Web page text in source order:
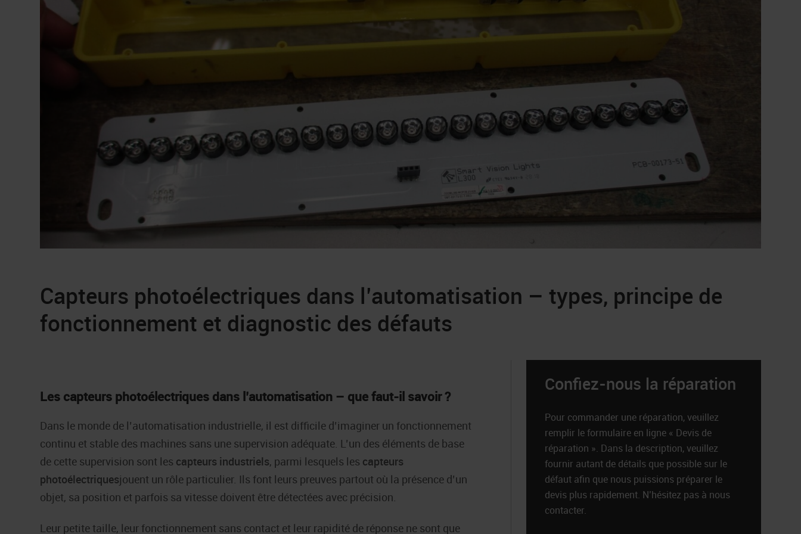
Capteurs photoélectriques dans l’automatisation – types, principe de
fonctionnement et diagnostic des défauts
Les capteurs photoélectriques dans l’automatisation – que faut-il savoir ?
Dans le monde de l’automatisation industrielle, il est difficile d’imaginer un fonctionnement
continu et stable des machines sans une supervision adéquate. L’un des éléments de base
de cette supervision sont les capteurs industriels, parmi lesquels les capteurs
photoélectriquesjouent un rôle particulier. Ils font leurs preuves partout où la présence d’un
objet, sa position et parfois sa vitesse doivent être détectées avec précision.
Leur petite taille, leur fonctionnement sans contact et leur rapidité de réponse ne sont que
Confiez-nous la réparation
Pour commander une réparation, veuillez
remplir le formulaire en ligne « Devis de
réparation ». Dans la description, veuillez
fournir autant de détails que possible sur le
défaut afin que nous puissions préparer le
devis plus rapidement. N’hésitez pas à nous
contacter.